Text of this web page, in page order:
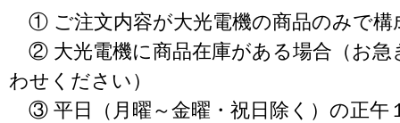
① ご注文内容が大光電機の商品のみで構
② 大光電機に商品在庫がある場合（お急
わせください）
③ 平日（月曜～金曜・祝日除く）の正午